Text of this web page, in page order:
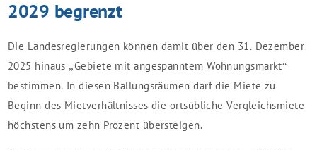
2029 begrenzt
Die Landesregierungen können damit über den 31. Dezember
2025 hinaus „Gebiete mit angespanntem Wohnungsmarkt“
bestimmen. In diesen Ballungsräumen darf die Miete zu
Beginn des Mietverhältnisses die ortsübliche Vergleichsmiete
höchstens um zehn Prozent übersteigen.